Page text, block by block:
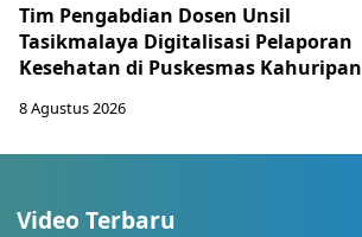
Tim Pengabdian Dosen Unsil
Tasikmalaya Digitalisasi Pelaporan
Kesehatan di Puskesmas Kahuripan
8 Agustus 2026
Video Terbaru